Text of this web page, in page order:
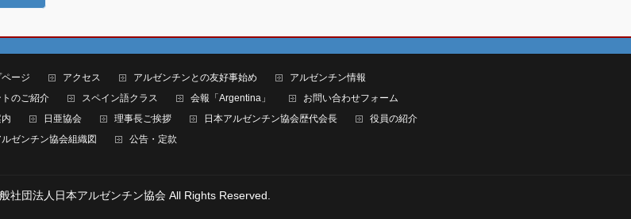
ページ アクセス アルゼンチンとの友好事始め
アルゼンチン情報
のご紹介
スペイン語クラス 会報「Argentina」
お問い合わせフォーム
日亜協会 理事長ご挨拶 日本アルゼンチン協会歴代会長
役員の紹介
ルゼンチン協会組織図
公告・定款
社団法人日本アルゼンチン協会All Rights Reserved.